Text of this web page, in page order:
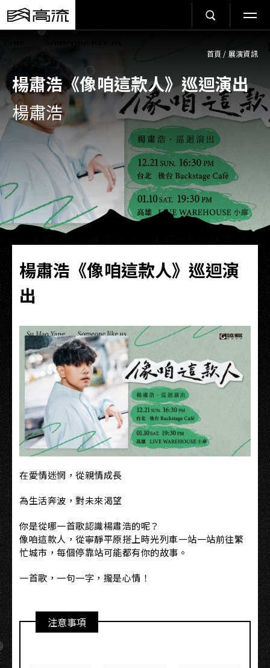
首頁 / 展演資訊
楊肅浩《像咱這款人》巡迴演出
楊肅浩
楊肅浩《像咱這款人》巡迴演
出
在愛情迷惘，從親情成長
為生活奔波，對未來渴望
你是從哪一首歌認識楊肅浩的呢？
像咱這款人，從寧靜平原搭上時光列車一站一站前往繁
忙城市，每個停靠站可能都有你的故事。
一首歌，一句一字，攏是心情！
注意事項